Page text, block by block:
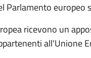
Parlamento
ricevono un
all'Unione